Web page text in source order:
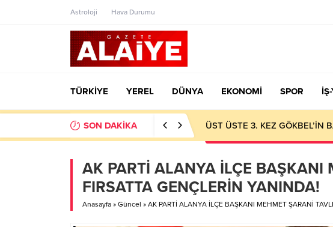
Astroloji Hava Durumu
TÜRKİYE YEREL DÜNYA EKONOMİ SPOR
SON DAKİKA ÜST ÜSTE 3. KEZ GÖKBEL’İN
AK PARTİ ALANYA İLÇE BAŞKANI
FIRSATTA GENÇLERİN YANINDA!
Anasayfa » Güncel » AK PARTİ ALANYA İLÇE BAŞKANI MEHMET ŞARANİ